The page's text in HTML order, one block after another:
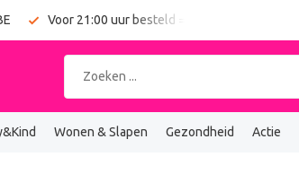
Voor 21:00 uur besteld = vandaag verzonden
Wonen & Slapen Gezondheid Actie